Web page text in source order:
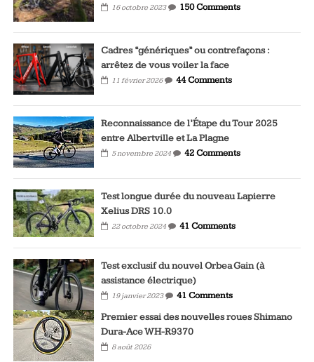
16 octobre 2023 150 Comments
Cadres “génériques” ou contrefaçons :
arrêtez de vous voiler la face
11 février 2026 44 Comments
Reconnaissance de l’Étape du Tour 2025
entre Albertville et La Plagne
5 novembre 2024 42 Comments
Test longue durée du nouveau Lapierre
Xelius DRS 10.0
22 octobre 2024 41 Comments
Test exclusif du nouvel Orbea Gain (à
assistance électrique)
19 janvier 2023
41 Comments
Premier essai des nouvelles roues Shimano
Dura-Ace WH-R9370
8 août 2026